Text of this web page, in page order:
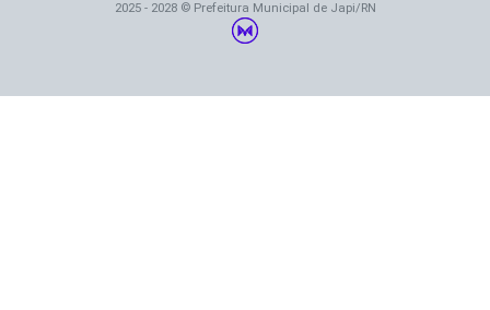
2025 - 2028 © Prefeitura Municipal de Japi/RN